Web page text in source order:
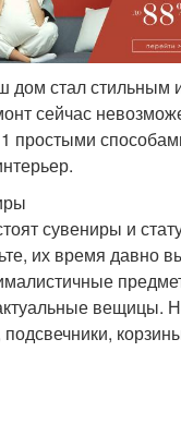
дом стал
сейчас
простыми
сувениры и
их время давно
вещицы.